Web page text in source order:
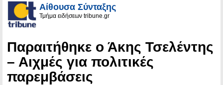
Αίθουσα Σύνταξης
Τμήμα ειδήσεων tribune.gr
Παραιτήθηκε ο Άκης Τσελέντης
– Αιχμές για πολιτικές
παρεμβάσεις